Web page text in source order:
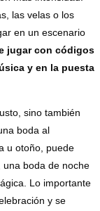
las velas o los
en un escenario
jugar con códigos
y en la puesta
sino también
boda al
u otoño, puede
una boda de noche
Lo importante
y se